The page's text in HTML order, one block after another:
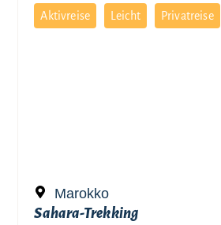
Aktivreise Leicht Privatreise
Marokko
Sahara-Trekking